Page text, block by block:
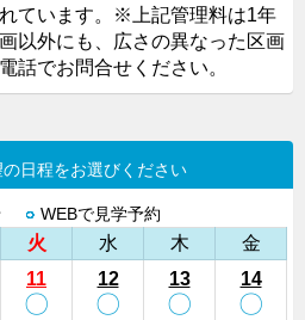
ています。
※上記管理料は1年
以外にも、広さの異なった区画
話でお問合せください。
の日程をお選びください
○ WEBで見学予約
火 水 木
金
11
〇
12
〇
13
〇
14
〇